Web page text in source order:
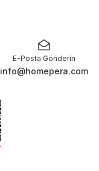
E-Posta Gönderin
info@homepera.com